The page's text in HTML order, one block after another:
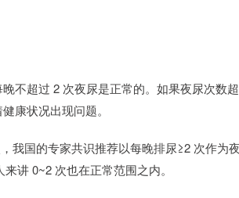
不超过 2 次夜尿是正常的。如果夜尿次数
康状况出现问题。
我国的专家共识推荐以每晚排尿≥2 次作为
讲 0~2 次也在正常范围之内。